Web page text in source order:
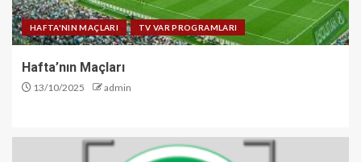
HAFTA'NIN MAÇLARI TV VAR PROGRAMLARI
Hafta’nın Maçları
13/10/2025 admin